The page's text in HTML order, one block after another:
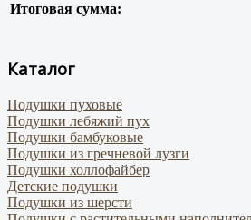
Итоговая сумма:
Каталог
Подушки пуховые
Подушки лебяжий пух
Подушки бамбуковые
Подушки из гречневой лузги
Подушки холлофайбер
Детские подушки
Подушки из шерсти